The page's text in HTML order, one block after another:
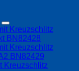
Kreuzschlitz
BN82428
Kreuzschlitz
BN82429
Kreuzschlitz